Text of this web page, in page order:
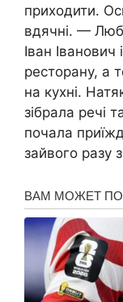
приходити.
вдячні. —
Іван
ресторану, а
на кухні.
зібрала речі
почала
зайвого разу